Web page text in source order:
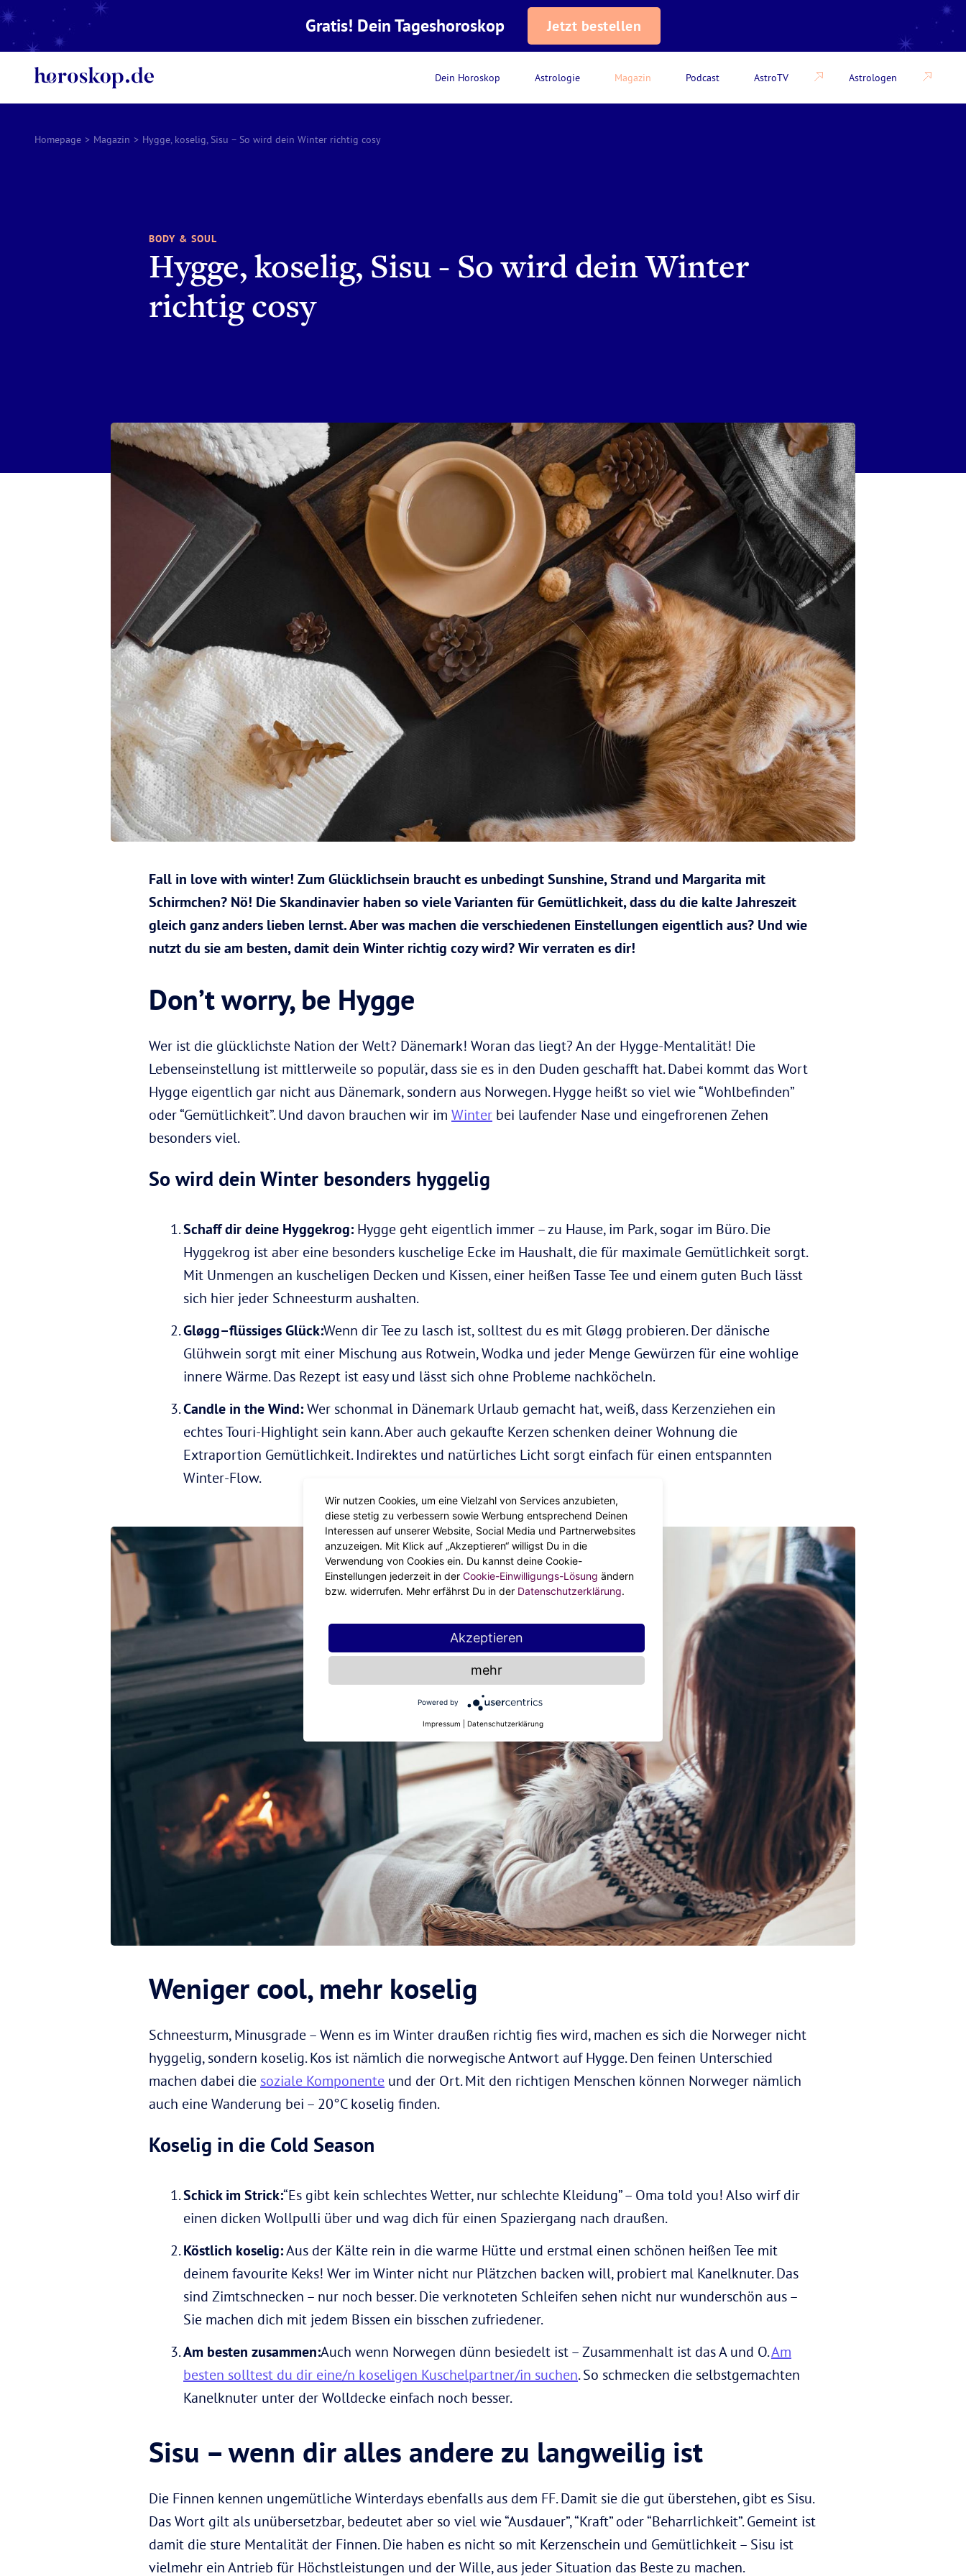
Dein Horoskop Astrologie Magazin Podcast AstroTV Astrologen
Gratis! Dein Tageshoroskop Jetzt bestellen
Homepage > Magazin > Hygge, koselig, Sisu – So wird dein Winter richtig cosy
BODY & SOUL
Hygge, koselig, Sisu - So wird dein Winter
richtig cosy
Fall in love with winter! Zum Glücklichsein braucht es unbedingt Sunshine, Strand und Margarita mit
Schirmchen? Nö! Die Skandinavier haben so viele Varianten für Gemütlichkeit, dass du die kalte Jahreszeit
gleich ganz anders lieben lernst. Aber was machen die verschiedenen Einstellungen eigentlich aus? Und wie
nutzt du sie am besten, damit dein Winter richtig cozy wird? Wir verraten es dir!
Don’t worry, be Hygge
Wer ist die glücklichste Nation der Welt? Dänemark! Woran das liegt? An der Hygge-Mentalität! Die
Lebenseinstellung ist mittlerweile so populär, dass sie es in den Duden geschafft hat. Dabei kommt das Wort
Hygge eigentlich gar nicht aus Dänemark, sondern aus Norwegen. Hygge heißt so viel wie “Wohlbefinden”
oder “Gemütlichkeit”. Und davon brauchen wir im Winter bei laufender Nase und eingefrorenen Zehen
besonders viel.
So wird dein Winter besonders hyggelig
Schaff dir deine Hyggekrog: Hygge geht eigentlich immer – zu Hause, im Park, sogar im Büro. Die
Hyggekrog ist aber eine besonders kuschelige Ecke im Haushalt, die für maximale Gemütlichkeit sorgt.
Mit Unmengen an kuscheligen Decken und Kissen, einer heißen Tasse Tee und einem guten Buch lässt
sich hier jeder Schneesturm aushalten.
Gløgg–flüssiges Glück:Wenn dir Tee zu lasch ist, solltest du es mit Gløgg probieren. Der dänische
Glühwein sorgt mit einer Mischung aus Rotwein, Wodka und jeder Menge Gewürzen für eine wohlige
innere Wärme. Das Rezept ist easy und lässt sich ohne Probleme nachköcheln.
Candle in the Wind: Wer schonmal in Dänemark Urlaub gemacht hat, weiß, dass Kerzenziehen ein
echtes Touri-Highlight sein kann. Aber auch gekaufte Kerzen schenken deiner Wohnung die
Extraportion Gemütlichkeit. Indirektes und natürliches Licht sorgt einfach für einen entspannten
Winter-Flow.
Weniger cool, mehr koselig
Schneesturm, Minusgrade – Wenn es im Winter draußen richtig fies wird, machen es sich die Norweger nicht
hyggelig, sondern koselig. Kos ist nämlich die norwegische Antwort auf Hygge. Den feinen Unterschied
machen dabei die soziale Komponente und der Ort. Mit den richtigen Menschen können Norweger nämlich
auch eine Wanderung bei – 20°C koselig finden.
Koselig in die Cold Season
Schick im Strick:“Es gibt kein schlechtes Wetter, nur schlechte Kleidung” – Oma told you! Also wirf dir
einen dicken Wollpulli über und wag dich für einen Spaziergang nach draußen.
Köstlich koselig:Aus der Kälte rein in die warme Hütte und erstmal einen schönen heißen Tee mit
deinem favourite Keks! Wer im Winter nicht nur Plätzchen backen will, probiert mal Kanelknuter. Das
sind Zimtschnecken – nur noch besser. Die verknoteten Schleifen sehen nicht nur wunderschön aus –
Sie machen dich mit jedem Bissen ein bisschen zufriedener.
Am besten zusammen:Auch wenn Norwegen dünn besiedelt ist – Zusammenhalt ist das A und O.Am
besten solltest du dir eine/n koseligen Kuschelpartner/in suchen. So schmecken die selbstgemachten
Kanelknuter unter der Wolldecke einfach noch besser.
Sisu – wenn dir alles andere zu langweilig ist
Die Finnen kennen ungemütliche Winterdays ebenfalls aus dem FF. Damit sie die gut überstehen, gibt es Sisu.
Das Wort gilt als unübersetzbar, bedeutet aber so viel wie “Ausdauer”, “Kraft” oder “Beharrlichkeit”. Gemeint ist
damit die sture Mentalität der Finnen. Die haben es nicht so mit Kerzenschein und Gemütlichkeit – Sisu ist
vielmehr ein Antrieb für Höchstleistungen und der Wille, aus jeder Situation das Beste zu machen.
Wir nutzen Cookies, um eine Vielzahl von Services anzubieten,
diese stetig zu verbessern sowie Werbung entsprechend Deinen
Interessen auf unserer Website, Social Media und Partnerwebsites
anzuzeigen. Mit Klick auf „Akzeptieren“ willigst Du in die
Verwendung von Cookies ein. Du kannst deine Cookie-
Einstellungen jederzeit in der Cookie-Einwilligungs-Lösung ändern
bzw. widerrufen. Mehr erfährst Du in der Datenschutzerklärung.
Akzeptieren
mehr
Powered by
Impressum Datenschutzerklärung